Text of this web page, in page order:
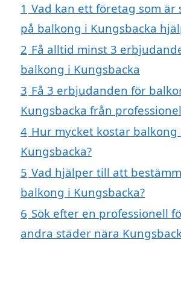
1 Vad kan ett företag som är
på balkong i Kungsbacka
2 Få alltid minst 3
balkong i Kungsbacka
3 Få 3 erbjudanden för
Kungsbacka från
4 Hur mycket kostar balkong
Kungsbacka?
5 Vad hjälper till att
balkong i Kungsbacka?
6 Sök efter en professionell
andra städer nära